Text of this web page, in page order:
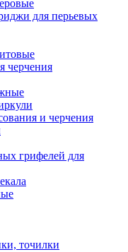
для перьевых
черчения
и черчения
грифелей для
точилки